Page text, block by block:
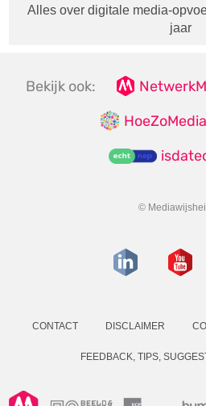
Alles over digitale media-
jaar
Bekijk ook:
©
CONTACT DISCLAIMER
FEEDBACK, TIPS,